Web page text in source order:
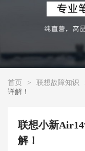
首页 > 联想故障知识
详解！
联想小新
解！